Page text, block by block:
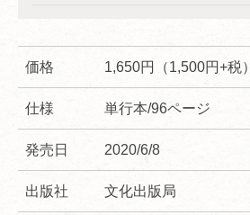
価格 1,650円（1,500円+税）
仕様 単行本/96ページ
発売日 2020/6/8
出版社 文化出版局